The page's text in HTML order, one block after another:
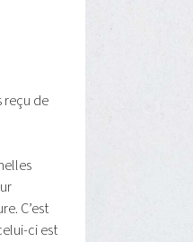
reçu de
C’est
ci est